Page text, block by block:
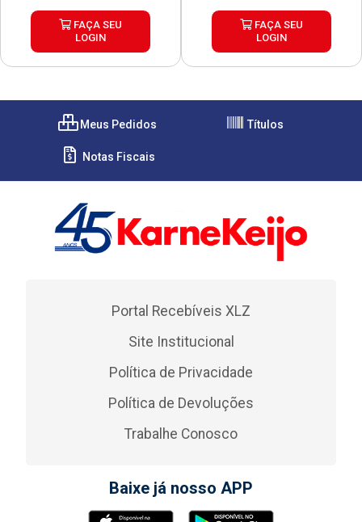
FAÇA SEU
LOGIN
FAÇA SEU
LOGIN
Meus Pedidos Títulos
Notas Fiscais
Portal Recebíveis XLZ
Site Institucional
Política de Privacidade
Política de Devoluções
Trabalhe Conosco
Baixe já nosso APP